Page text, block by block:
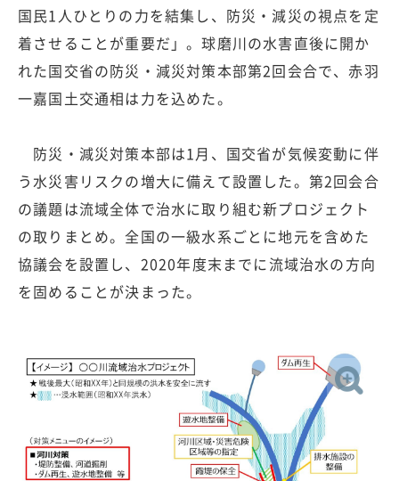
国民1人ひとりの力を結集し、防災・減災の視点を定
着させることが重要だ」。球磨川の水害直後に開か
れた国交省の防災・減災対策本部第2回会合で、赤羽
一嘉国土交通相は力を込めた。
防災・減災対策本部は1月、国交省が気候変動に伴
う水災害リスクの増大に備えて設置した。第2回会合
の議題は流域全体で治水に取り組む新プロジェクト
の取りまとめ。全国の一級水系ごとに地元を含めた
協議会を設置し、2020年度末までに流域治水の方向
を固めることが決まった。